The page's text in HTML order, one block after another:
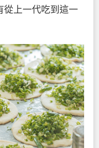
從上一代吃到這一